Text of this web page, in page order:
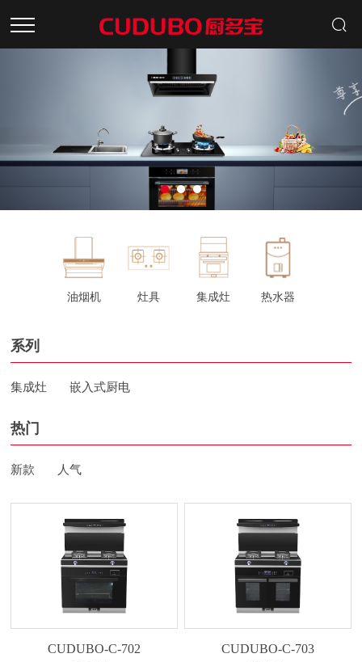
招商加盟
服务中心
油烟机 灶具 集成灶 热水器
系列
集成灶 嵌入式厨电
热门
新款 人气
CUDUBO-C-702 CUDUBO-C-703